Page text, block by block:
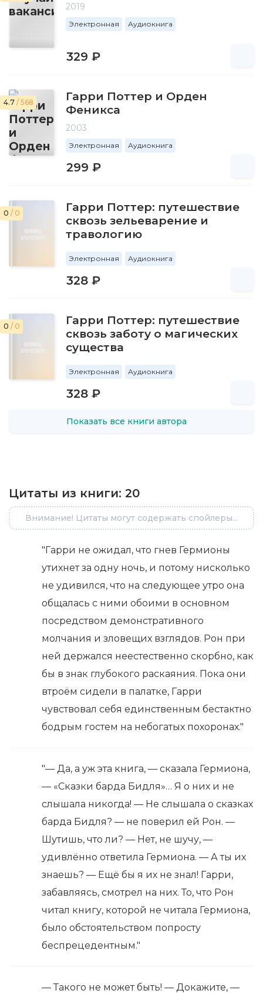
2019
Электронная Аудиокнига
329 ₽
4.7 / 568
Гарри Поттер и Орден
Феникса
2003
Электронная Аудиокнига
299 ₽
0 / 0
Гарри Поттер: путешествие
сквозь зельеварение и
травологию
Электронная Аудиокнига
328 ₽
0 / 0
Гарри Поттер: путешествие
сквозь заботу о магических
существа
Электронная Аудиокнига
328 ₽
Показать все книги автора
Цитаты из книги: 20
Внимание! Цитаты могут содержать спойлеры...
"Гарри не ожидал, что гнев Гермионы
утихнет за одну ночь, и потому нисколько
не удивился, что на следующее утро она
общалась с ними обоими в основном
посредством демонстративного
молчания и зловещих взглядов. Рон при
ней держался неестественно скорбно, как
бы в знак глубокого раскаяния. Пока они
втроём сидели в палатке, Гарри
чувствовал себя единственным бестактно
бодрым гостем на небогатых похоронах."
"— Да, а уж эта книга, — сказала Гермиона,
— «Сказки барда Бидля»… Я о них и не
слышала никогда! — Не слышала о сказках
барда Бидля? — не поверил ей Рон. —
Шутишь, что ли? — Нет, не шучу, —
удивлённо ответила Гермиона. — А ты их
знаешь? — Ещё бы я их не знал! Гарри,
забавляясь, смотрел на них. То, что Рон
читал книгу, которой не читала Гермиона,
было обстоятельством попросту
беспрецедентным."
— Такого не может быть! — Докажите, —